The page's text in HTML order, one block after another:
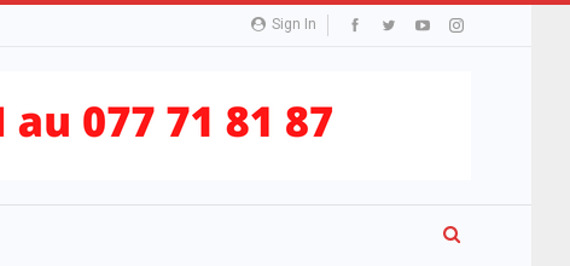
Sign In